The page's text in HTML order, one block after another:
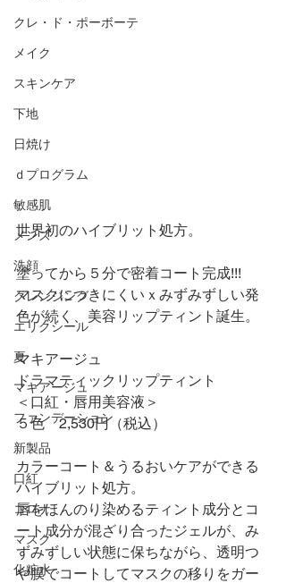
クレ・ド・ポーボーテ
メイク
スキンケア
下地
日焼け
ｄプログラム
敏感肌
メンズ
洗顔
クレンジング
エリクシール
夏
マキアージュ
ファンデーション
新製品
口紅
コロナ
マスク
化粧水
世界初のハイブリット処方。
塗ってから５分で密着コート完成!!!
マスクにつきにくいｘみずみずしい発
色が続く、美容リップティント誕生。
マキアージュ
ドラマティックリップティント
＜口紅・唇用美容液＞
５色　2,530円（税込）
カラーコート＆うるおいケアができる
ハイブリット処方。
唇をほんのり染めるティント成分とコ
ート成分が混ざり合ったジェルが、み
ずみずしい状態に保ちながら、透明つ
や膜でコートしてマスクの移りをガー